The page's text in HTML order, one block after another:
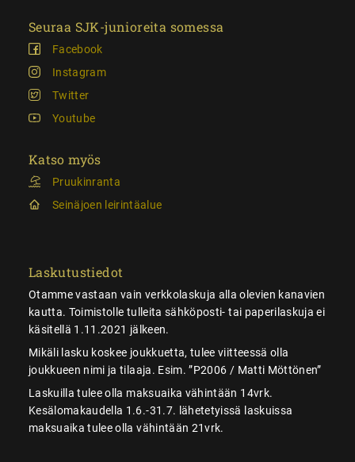
Seuraa SJK-junioreita somessa
Facebook
Instagram
Twitter
Youtube
Katso myös
Pruukinranta
Seinäjoen leirintäalue
Laskutustiedot
Otamme vastaan vain verkkolaskuja alla olevien kanavien
kautta. Toimistolle tulleita sähköposti- tai paperilaskuja ei
käsitellä 1.11.2021 jälkeen.
Mikäli lasku koskee joukkuetta, tulee viitteessä olla
joukkueen nimi ja tilaaja. Esim. ”P2006 / Matti Möttönen”
Laskuilla tulee olla maksuaika vähintään 14vrk.
Kesälomakaudella 1.6.-31.7. lähetetyissä laskuissa
maksuaika tulee olla vähintään 21vrk.